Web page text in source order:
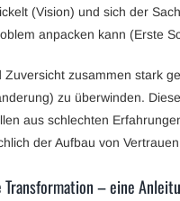
(Vision) und sich der
anpacken kann (Erste
zusammen stark
zu überwinden.
aus schlechten
der Aufbau von
– eine